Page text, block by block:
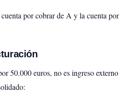
por cobrar de A y la cuenta por
50.000 euros, no es ingreso externo